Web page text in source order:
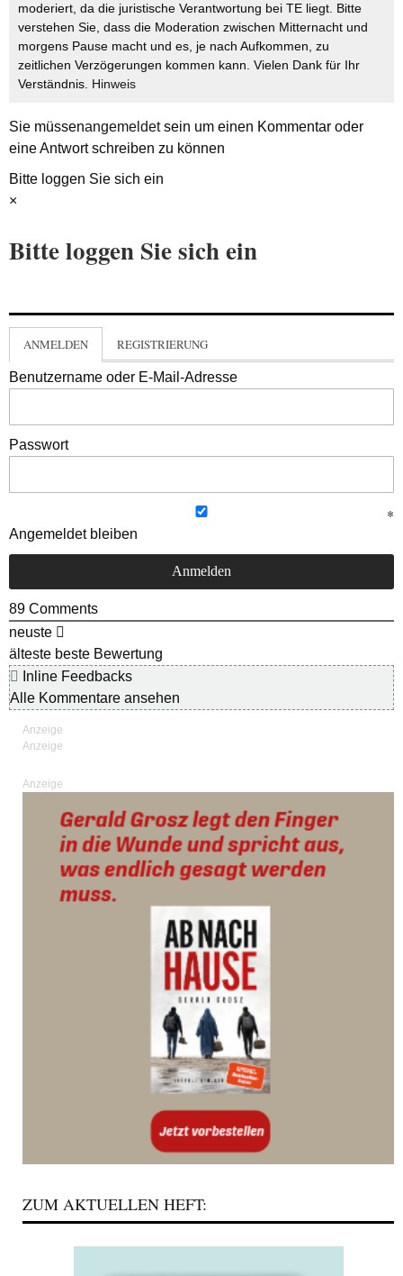
moderiert, da die juristische Verantwortung bei TE liegt. Bitte
verstehen Sie, dass die Moderation zwischen Mitternacht und
morgens Pause macht und es, je nach Aufkommen, zu
zeitlichen Verzögerungen kommen kann. Vielen Dank für Ihr
Verständnis. Hinweis
Sie müssenangemeldetsein um einen Kommentar oder
eine Antwort schreiben zu können
Bitte loggen Sie sich ein
×
Bitte loggen Sie sich ein
ANMELDEN REGISTRIERUNG
Benutzername oder E-Mail-Adresse
Passwort
Angemeldet bleiben
89 Comments
neuste
älteste beste Bewertung
Inline Feedbacks
Alle Kommentare ansehen
Anzeige
ZUM AKTUELLEN HEFT: